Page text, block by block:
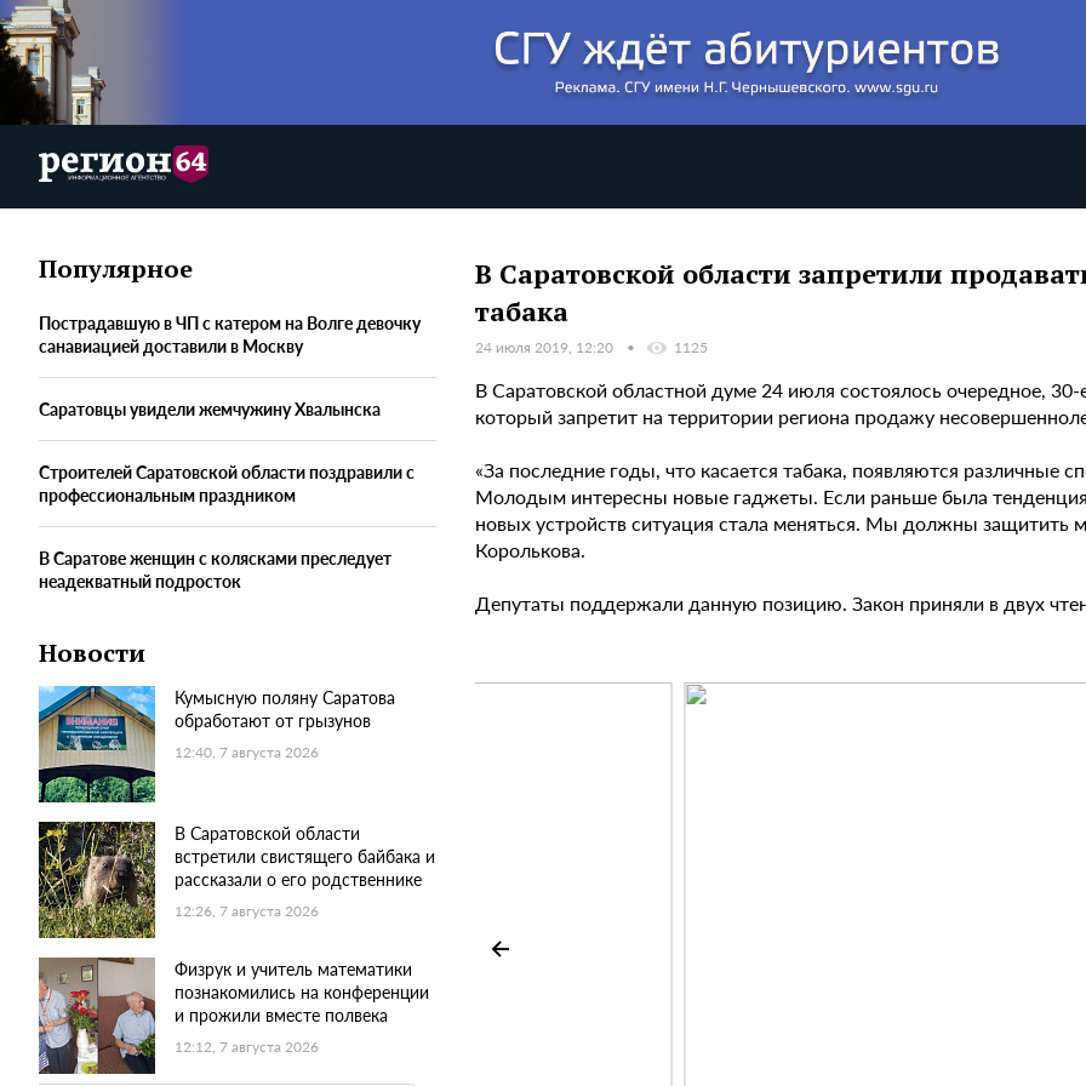
Популярное
Пострадавшую в ЧП с катером на Волге девочку
санавиацией доставили в Москву
Саратовцы увидели жемчужину Хвалынска
Строителей Саратовской области поздравили с
профессиональным праздником
В Саратове женщин с колясками преследует
неадекватный подросток
Новости
Кумысную поляну Саратова
обработают от грызунов
12:40, 7 августа 2026
В Саратовской области
встретили свистящего байбака и
рассказали о его родственнике
12:26, 7 августа 2026
Физрук и учитель математики
познакомились на конференции
и прожили вместе полвека
12:12, 7 августа 2026
В Саратовской области запретили
табака
24 июля 2019, 12:20 1125
В Саратовской областной думе 24 июля состоялось очередное,
который запретит на территории региона продажу
«За последние годы, что касается табака, появляются различные
Молодым интересны новые гаджеты. Если раньше была
новых устройств ситуация стала меняться. Мы должны защитить
Королькова.
Депутаты поддержали данную позицию. Закон приняли в двух